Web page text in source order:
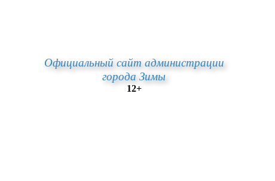
Официальный сайт администрации
города Зимы
12+